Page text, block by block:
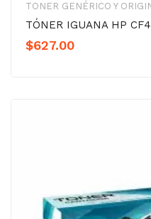
TONER GENÉRICO Y
TÓNER IGUANA HP
$627.00